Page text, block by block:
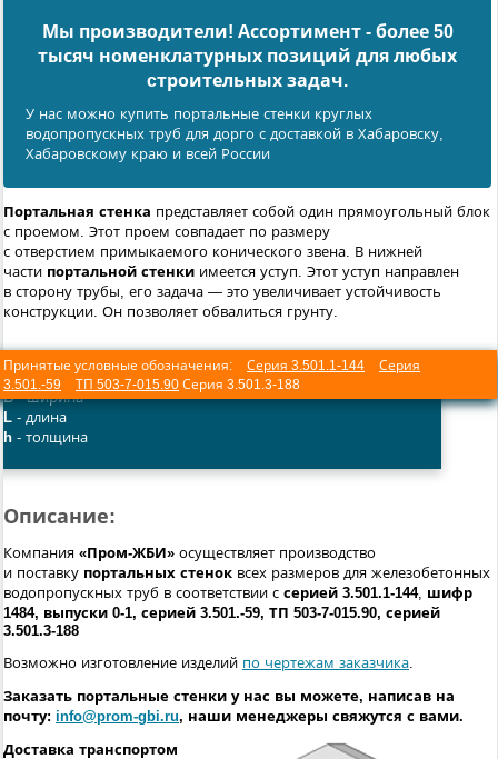
Мы производители! Ассортимент - более 50
тысяч номенклатурных позиций для любых
cтроительных задач.
У нас можно купить портальные стенки круглых
водопропускных труб для дорго с доставкой в Хабаровску,
Хабаровскому краю и всей России
Портальная стенка представляет собой один прямоугольный блок
с проемом. Этот проем совпадает по размеру
с отверстием примыкаемого конического звена. В нижней
части портальной стенки имеется уступ. Этот уступ направлен
в сторону трубы, его задача — это увеличивает устойчивость
конструкции. Он позволяет обвалиться грунту.
Принятые условные обозначения: Серия 3.501.1-144
Серия
3.501.-59
ТП 503-7-015.90 Серия 3.501.3-188
B- ширина
L - длина
h - толщина
Описание:
Компания «Пром-ЖБИ» осуществляет производство
и поставку портальных стенок всех размеров для железобетонных
водопропускных труб в соответствии с серией 3.501.1-144, шифр
1484, выпуски 0-1, серией 3.501.-59, ТП 503-7-015.90, серией
3.501.3-188
Возможно изготовление изделий по чертежам заказчика.
Заказать портальные стенки у нас вы можете, написав на
почту: info@prom-gbi.ru, наши менеджеры свяжутся с вами.
Доставка транспортом